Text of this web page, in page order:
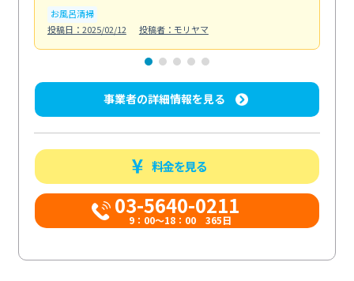
お風呂清掃
投稿日：2025/02/12
投稿者：モリヤマ
事業者の詳細情報を見る
料金を見る
03-5640-0211
9：00～18：00 365日